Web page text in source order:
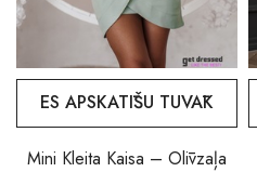
ES APSKATĪŠU TUVĀK
Mini Kleita Kaisa – Olīvzaļa